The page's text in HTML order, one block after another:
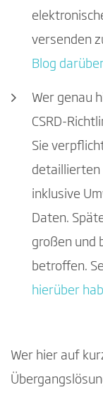
versenden
Blog
Wer genau
CSRD-
Sie
detaillierten
inklusive
Daten.
großen und
betroffen.
hierüber
Wer hier auf